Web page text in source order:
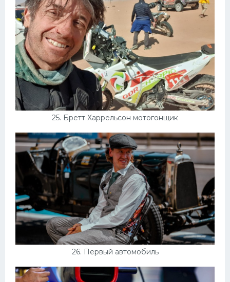
25. Бретт Харрельсон мотогонщик
26. Первый автомобиль